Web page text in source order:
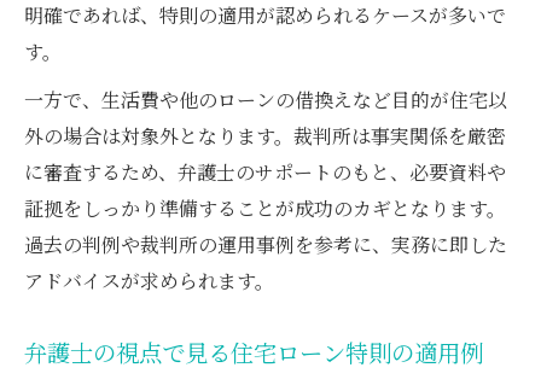
明確であれば、特則の適用が認められるケースが多いで
す。
一方で、生活費や他のローンの借換えなど目的が住宅以
外の場合は対象外となります。裁判所は事実関係を厳密
に審査するため、弁護士のサポートのもと、必要資料や
証拠をしっかり準備することが成功のカギとなります。
過去の判例や裁判所の運用事例を参考に、実務に即した
アドバイスが求められます。
弁護士の視点で見る住宅ローン特則の適用例